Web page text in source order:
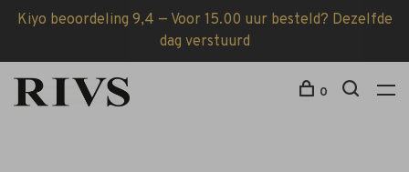
Kiyo beoordeling 9,4 — Voor 15.00 uur besteld? Dezelfde
dag verstuurd
0